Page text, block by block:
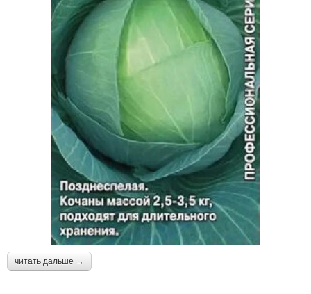
Капусты с фото Капуста в россии
Капусты на руси Капуста в россию
Риска для капусты
Температура для
капусты
читать дальше →